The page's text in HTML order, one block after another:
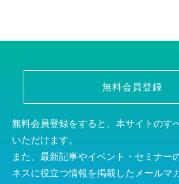
無料会員登録
無料会員登録をすると、本サイトのす
いただけます。
また、最新記事やイベント・セミナー
ネスに役立つ情報を掲載したメールマ